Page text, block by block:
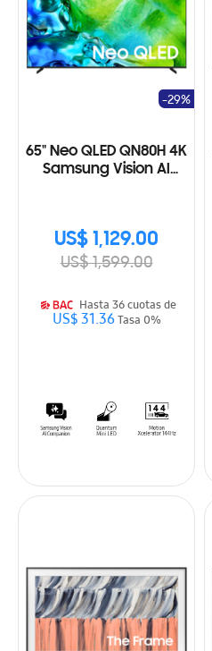
65" Neo QLED QN80H 4K
Samsung Vision AI
US$ 1,129.00
US$ 1,599.00
-29%
Hasta 36 cuotas de
US$ 31.36Tasa 0%